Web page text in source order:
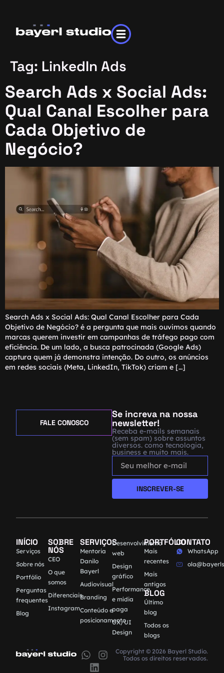
Tag: LinkedIn Ads
Search Ads x Social Ads:
Qual Canal Escolher para
Cada Objetivo de
Negócio?
Search Ads x Social Ads: Qual Canal Escolher para Cada
Objetivo de Negócio? é a pergunta que mais ouvimos quando
marcas querem investir em campanhas de tráfego pago com
eficiência. De um lado, a busca patrocinada (Google Ads)
captura quem já demonstra intenção. Do outro, os anúncios
em redes sociais (Meta, LinkedIn, TikTok) criam e […]
Se increva na nossa
newsletter!
Receba e-mails semanais
(sem spam) sobre assuntos
diversos. como tecnologia,
business e muito mais.
INSCREVER-SE
FALE CONOSCO
INÍCIO
Serviços
Sobre nós
Portfólio
Perguntas
frequentes
Blog
SOBRE
NÓS
CEO
O que
somos
Diferenciais
Instagram
SERVIÇOS
Mentoria
Danilo
Bayerl
Audiovisual
Branding
Conteúdo e
posicionamento
Desenvolvimento
web
Design
gráfico
Performance
e mídia
paga
UX/UI
Design
PORTFÓLIO
Mais
recentes
Mais
antigos
BLOG
Último
blog
Todos os
blogs
CONTATO
WhatsApp
Copyright © 2026 Bayerl Studio.
Todos os direitos reservados.